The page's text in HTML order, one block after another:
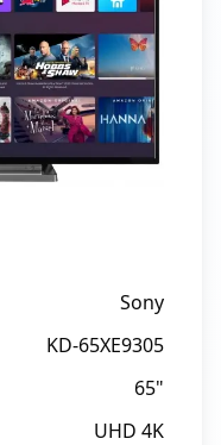
Sony
KD-65XE9305
65"
UHD 4K